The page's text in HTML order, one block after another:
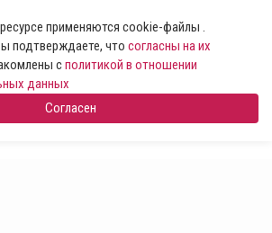
применяются cookie-файлы .
подтверждаете, что согласны на их
сполитикой в отношении
данных
Согласен